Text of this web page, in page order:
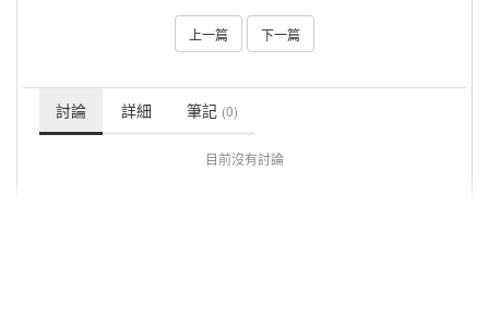
上一篇 下一篇
討論 詳細 筆記 (0)
目前沒有討論